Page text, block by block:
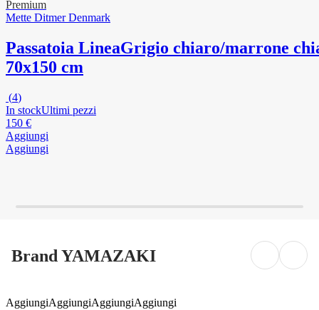
Premium
Mette Ditmer Denmark
Passatoia LineaGrigio chiaro/marrone
70x150 cm
(4)
In stockUltimi pezzi
150 €
Aggiungi
Aggiungi
Brand YAMAZAKI
AggiungiAggiungiAggiungiAggiungi